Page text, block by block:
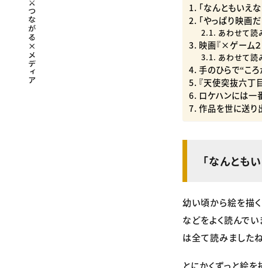
「なんともいえ
「やっぱり映画
あわせて読
映画『×ゲーム
あわせて読
手のひらで“こ
『天使突抜六丁
ロケハンには一
作品を世に送り
「なんとも
幼い頃から絵を描く
などをよく読んで
は全て読みました
とにかくずっと絵